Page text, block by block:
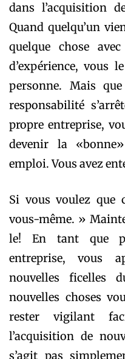
dans l’acquisition
Quand quelqu’un
quelque chose
d’expérience, vous
personne. Mais
responsabilité
propre entreprise,
devenir la
emploi. Vous avez
Si vous voulez que
vous-même. »
le! En tant que
entreprise, vous
nouvelles ficelles
nouvelles choses
rester vigilant
l’acquisition de
s’agit pas